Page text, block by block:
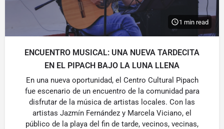
1 min read
ENCUENTRO MUSICAL: UNA NUEVA TARDECITA
EN EL PIPACH BAJO LA LUNA LLENA
En una nueva oportunidad, el Centro Cultural Pipach
fue escenario de un encuentro de la comunidad para
disfrutar de la música de artistas locales. Con las
artistas Jazmín Fernández y Marcela Viciano, el
público de la playa del fin de tarde, vecinos, vecinas,